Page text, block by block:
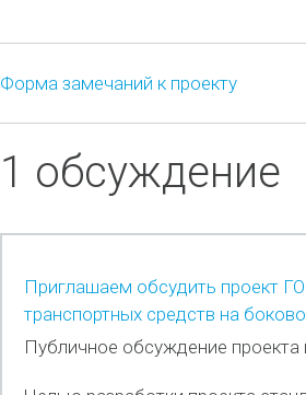
Форма замечаний к проекту
1 обсуждение
Приглашаем обсудить проект
транспортных средств на
Публичное обсуждение проекта